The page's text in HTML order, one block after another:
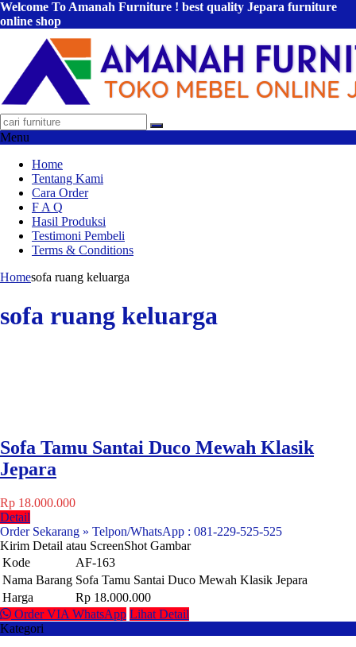
Welcome To Amanah Furniture ! best quality Jepara furniture
online shop
Menu
Home
Tentang Kami
Cara Order
F A Q
Hasil Produksi
Testimoni Pembeli
Terms & Conditions
Homesofa ruang keluarga
sofa ruang keluarga
Sofa Tamu Santai Duco Mewah Klasik
Jepara
Rp 18.000.000
Detail
Order Sekarang » Telpon/WhatsApp : 081-229-525-525
Kirim Detail atau ScreenShot Gambar
Kode
AF-163
Nama Barang Sofa Tamu Santai Duco Mewah Klasik Jepara
Harga
Rp 18.000.000
Order VIA WhatsApp Lihat Detail
Kategori